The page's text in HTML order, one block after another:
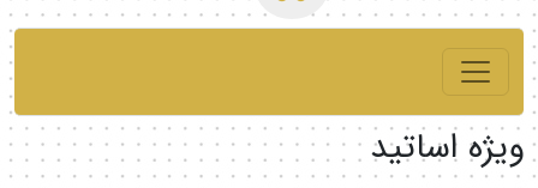
ویژه اساتید